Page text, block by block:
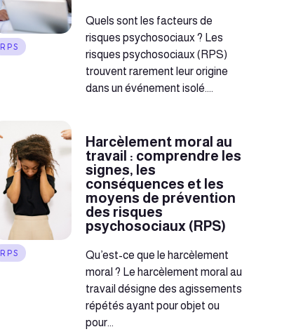
RPS
Quels sont les facteurs de
risques psychosociaux ? Les
risques psychosociaux (RPS)
trouvent rarement leur origine
dans un événement isolé....
RPS
Harcèlement moral au
travail : comprendre les
signes, les
conséquences et les
moyens de prévention
des risques
psychosociaux (RPS)
Qu’est-ce que le harcèlement
moral ? Le harcèlement moral au
travail désigne des agissements
répétés ayant pour objet ou
pour...